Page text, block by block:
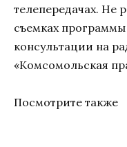
телепередачах. Не
съемках программы
консультации на
«Комсомольская
Посмотрите также